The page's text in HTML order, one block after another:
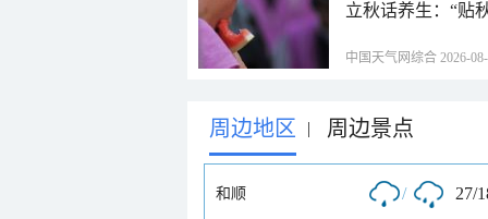
立秋话养生：“贴
中国天气网综合 2026-
周边地区 | 周边景点
和顺 / 27/